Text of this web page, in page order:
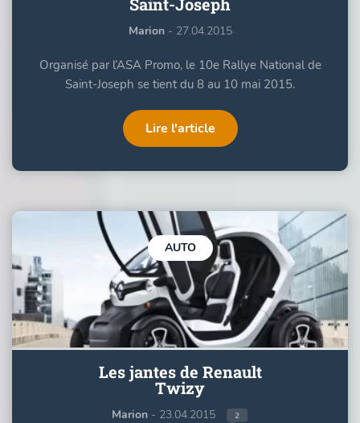
Marion - 27.04.2015
Organisé par l’ASA Promo, le 10e Rallye National de
Saint-Joseph se tient du 8 au 10 mai 2015.
Lire l'article
AUTO
Les jantes de Renault
Twizy
Marion - 23.04.2015 2